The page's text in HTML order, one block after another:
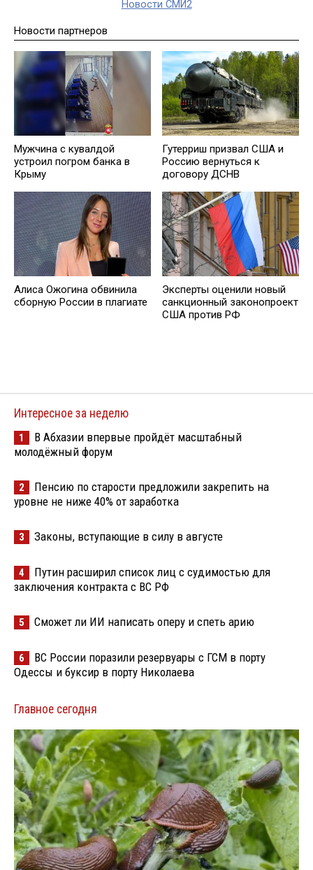
Новости СМИ2
Новости партнеров
Мужчина с кувалдой
устроил погром банка в
Крыму
Гутерриш призвал США и
Россию вернуться к
договору ДСНВ
Алиса Ожогина обвинила
сборную России в плагиате
Эксперты оценили новый
санкционный законопроект
США против РФ
Интересное за неделю
1
В Абхазии впервые пройдёт масштабный
молодёжный форум
2
Пенсию по старости предложили закрепить на
уровне не ниже 40% от заработка
3 Законы, вступающие в силу в августе
4
Путин расширил список лиц с судимостью для
заключения контракта с ВС РФ
5 Сможет ли ИИ написать оперу и спеть арию
6
ВС России поразили резервуары с ГСМ в порту
Одессы и буксир в порту Николаева
Главное сегодня